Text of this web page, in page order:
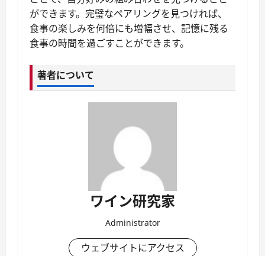
ができます。完璧なペアリングを見つければ、
食事の楽しみを何倍にも増幅させ、記憶に残る
食事の時間を過ごすことができます。
著者について
ワイン研究家
Administrator
ウェブサイトにアクセス